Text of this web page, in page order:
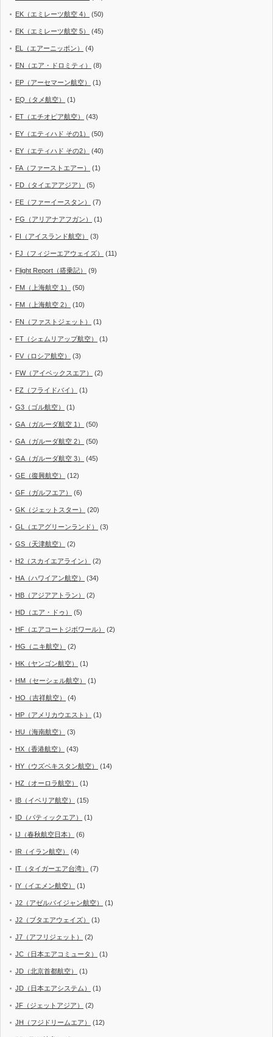
EK（エミレーツ航空 4） (50)
EK（エミレーツ航空 5） (45)
EL（エアーニッポン） (4)
EN（エア・ドロミティ） (8)
EP（アーセマーン航空） (1)
EQ（タメ航空） (1)
ET（エチオピア航空） (43)
EY（エティハド その1） (50)
EY（エティハド その2） (40)
FA（ファーストエアー） (1)
FD（タイエアアジア） (5)
FE（ファーイースタン） (7)
FG（アリアナアフガン） (1)
FI（アイスランド航空） (3)
FJ（フィジーエアウェイズ） (11)
Flight Report（搭乗記） (9)
FM（上海航空 1） (50)
FM（上海航空 2） (10)
FN（ファストジェット） (1)
FT（シェムリアップ航空） (1)
FV（ロシア航空） (3)
FW（アイベックスエア） (2)
FZ（フライドバイ） (1)
G3（ゴル航空） (1)
GA（ガルーダ航空 1） (50)
GA（ガルーダ航空 2） (50)
GA（ガルーダ航空 3） (45)
GE（復興航空） (12)
GF（ガルフエア） (6)
GK（ジェットスター） (20)
GL（エアグリーンランド） (3)
GS（天津航空） (2)
H2（スカイエアライン） (2)
HA（ハワイアン航空） (34)
HB（アジアアトラン） (2)
HD（エア・ドゥ） (5)
HF（エアコートジボワール） (2)
HG（ニキ航空） (2)
HK（ヤンゴン航空） (1)
HM（セーシェル航空） (1)
HO（吉祥航空） (4)
HP（アメリカウエスト） (1)
HU（海南航空） (3)
HX（香港航空） (43)
HY（ウズベキスタン航空） (14)
HZ（オーロラ航空） (1)
IB（イベリア航空） (15)
ID（バティックエア） (1)
IJ（春秋航空日本） (6)
IR（イラン航空） (4)
IT（タイガーエア台湾） (7)
IY（イエメン航空） (1)
J2（アゼルバイジャン航空） (1)
J2（ブタエアウェイズ） (1)
J7（アフリジェット） (2)
JC（日本エアコミュータ） (1)
JD（北京首都航空） (1)
JD（日本エアシステム） (1)
JF（ジェットアジア） (2)
JH（フジドリームエア） (12)